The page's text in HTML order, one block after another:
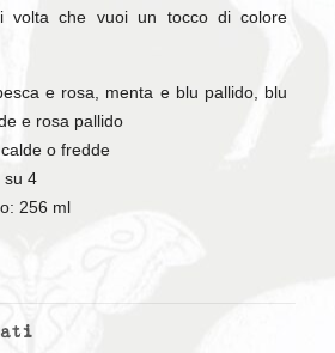
volta che vuoi un tocco di colore
e rosa, menta e blu pallido, blu
e rosa pallido
o fredde
su 4
256 ml